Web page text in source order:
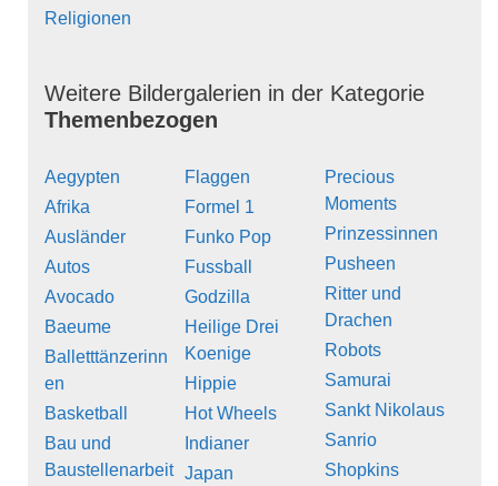
Religionen
Weitere Bildergalerien in der Kategorie
Themenbezogen
Aegypten
Afrika
Ausländer
Autos
Avocado
Baeume
Balletttänzerinn
en
Basketball
Bau und
Baustellenarbeit
Flaggen
Formel 1
Funko Pop
Fussball
Godzilla
Heilige Drei
Koenige
Hippie
Hot Wheels
Indianer
Japan
Precious
Moments
Prinzessinnen
Pusheen
Ritter und
Drachen
Robots
Samurai
Sankt Nikolaus
Sanrio
Shopkins